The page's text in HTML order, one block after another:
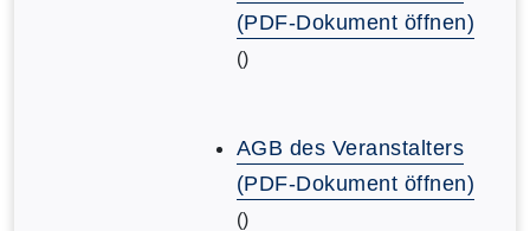
(PDF-Dokument öffnen)
()
AGB des Veranstalters
(PDF-Dokument öffnen)
()